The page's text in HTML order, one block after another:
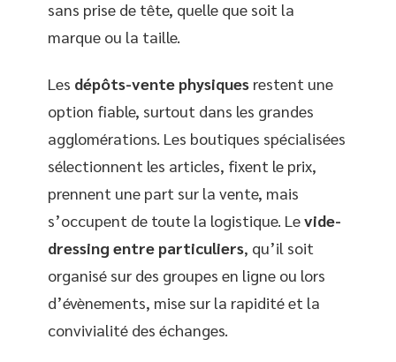
sans prise de tête, quelle que soit la
marque ou la taille.
Les dépôts-vente physiques restent une
option fiable, surtout dans les grandes
agglomérations. Les boutiques spécialisées
sélectionnent les articles, fixent le prix,
prennent une part sur la vente, mais
s’occupent de toute la logistique. Levide-
dressing entre particuliers, qu’il soit
organisé sur des groupes en ligne ou lors
d’évènements, mise sur la rapidité et la
convivialité des échanges.